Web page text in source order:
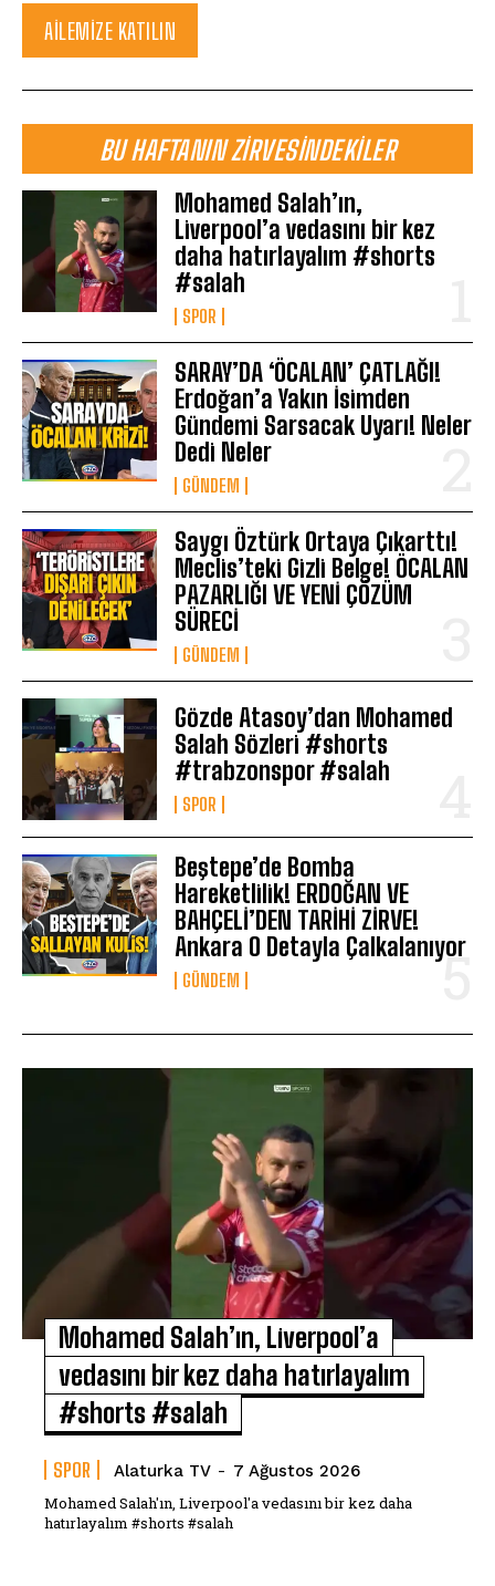
AILEMIZE KATILIN
BU HAFTANIN ZIRVESINDEKILER
Mohamed Salah’ın,
Liverpool’a vedasını bir kez
daha hatırlayalım #shorts
#salah
SPOR
SARAY’DA ‘ÖCALAN’ ÇATLAĞI!
Erdoğan’a Yakın İsimden
Gündemi Sarsacak Uyarı! Neler
Dedi Neler
GÜNDEM
Saygı Öztürk Ortaya Çıkarttı!
Meclis’teki Gizli Belge! ÖCALAN
PAZARLIĞI VE YENİ ÇÖZÜM
SÜRECİ
GÜNDEM
Gözde Atasoy’dan Mohamed
Salah Sözleri #shorts
#trabzonspor #salah
SPOR
Beştepe’de Bomba
Hareketlilik! ERDOĞAN VE
BAHÇELİ’DEN TARİHİ ZİRVE!
Ankara O Detayla Çalkalanıyor
GÜNDEM
Mohamed Salah’ın, Liverpool’a
vedasını bir kez daha hatırlayalım
#shorts #salah
SPOR Alaturka TV - 7 Ağustos 2026
Mohamed Salah'ın, Liverpool'a vedasını bir kez daha
hatırlayalım #shorts #salah